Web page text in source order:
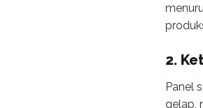
2.
Panel
gelap,